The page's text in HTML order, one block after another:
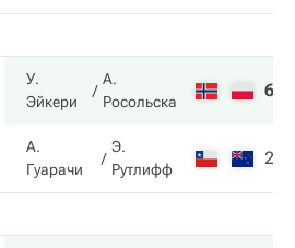
У.
Эйкери
А.
Росольска
6
А.
Гуарачи
Э.
Рутлифф
2